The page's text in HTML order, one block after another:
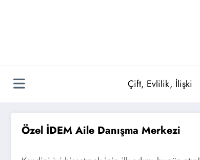
Çift, Evlilik, İlişki
Özel İDEM Aile Danışma Merkezi